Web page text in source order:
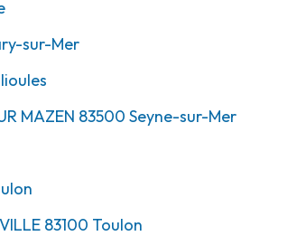
sur-Mer
MAZEN 83500 Seyne-sur-Mer
83100 Toulon